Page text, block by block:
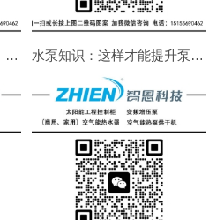
水泵知识：水泵流量不足！吸不上水！不出水！如何解决 水泵知识：这样才能提升泵的使用寿命